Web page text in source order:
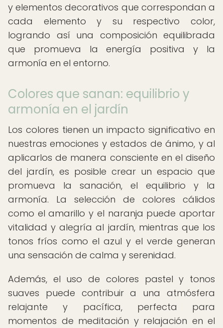
y elementos decorativos que correspondan a
cada elemento y su respectivo color,
logrando así una composición equilibrada
que promueva la energía positiva y la
armonía en el entorno.
Colores que sanan: equilibrio y
armonía en el jardín
Los colores tienen un impacto significativo en
nuestras emociones y estados de ánimo, y al
aplicarlos de manera consciente en el diseño
del jardín, es posible crear un espacio que
promueva la sanación, el equilibrio y la
armonía. La selección de colores cálidos
como el amarillo y el naranja puede aportar
vitalidad y alegría al jardín, mientras que los
tonos fríos como el azul y el verde generan
una sensación de calma y serenidad.
Además, el uso de colores pastel y tonos
suaves puede contribuir a una atmósfera
relajante y pacífica, perfecta para
momentos de meditación y relajación en el